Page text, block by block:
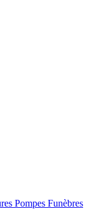
Pompes Funèbres